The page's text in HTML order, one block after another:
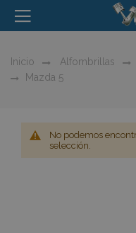
Inicio Alfombrillas
Mazda 5
No podemos
selección.